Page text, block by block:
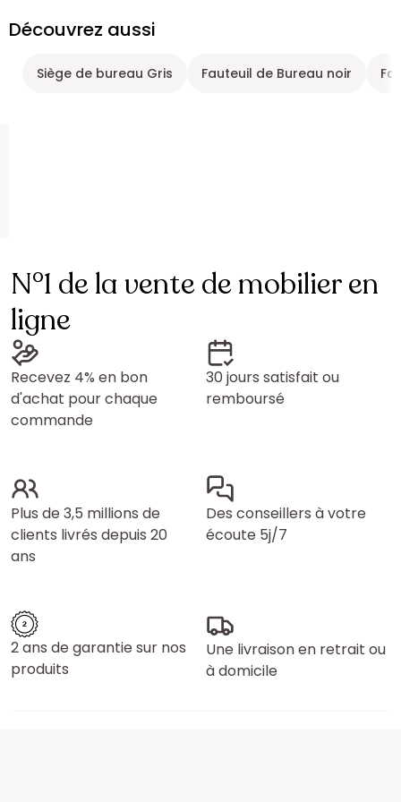
Découvrez aussi
Siège de bureau Gris Fauteuil de Bureau noir
N°1 de la vente de mobilier en
ligne
Recevez 4% en bon
d'achat pour chaque
commande
30 jours satisfait ou
remboursé
Plus de 3,5 millions de
clients livrés depuis 20
ans
Des conseillers à votre
écoute 5j/7
2 ans de garantie sur nos
produits
Une livraison en retrait ou
à domicile